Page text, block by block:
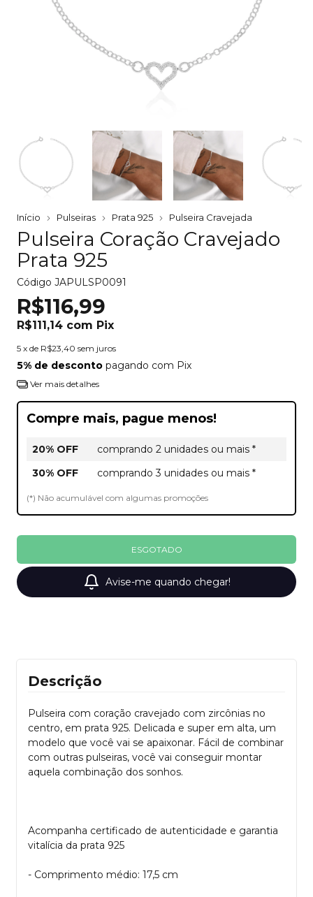
Início Pulseiras Prata 925 Pulseira Cravejada
Pulseira Coração Cravejado
Prata 925
Código JAPULSP0091
R$116,99
R$111,14 com Pix
5 x de R$23,40 sem juros
5% de desconto pagando com Pix
Ver mais detalhes
Compre mais, pague menos!
20% OFF
comprando 2 unidades ou mais *
30% OFF
comprando 3 unidades ou mais *
(*) Não acumulável com algumas promoções
Avise-me quando chegar!
Descrição
Pulseira com coração cravejado com zircônias no
centro, em prata 925. Delicada e super em alta, um
modelo que você vai se apaixonar. Fácil de combinar
com outras pulseiras, você vai conseguir montar
aquela combinação dos sonhos.
Acompanha certificado de autenticidade e garantia
vitalícia da prata 925
- Comprimento médio: 17,5 cm